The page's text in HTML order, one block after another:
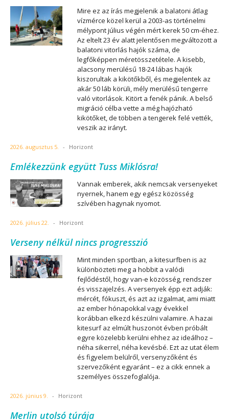
Mire ez az írás megjelenik a balatoni átlag
vízmérce közel kerül a 2003-as történelmi
mélypont július végén mért kerek 50 cm-éhez.
Az eltelt 23 év alatt jelentősen megváltozott a
balatoni vitorlás hajók száma, de
legfőképpen méretösszetétele. A kisebb,
alacsony merülésű 18-24 lábas hajók
kiszorultak a kikötőkből, és megjelentek az
akár 50 láb körüli, mély merülésű tengerre
való vitorlások. Kitört a fenék pánik. A belső
migráció célba vette a még hajózható
kikötőket, de többen a tengerek felé vették,
veszik az irányt.
2026. augusztus 5. - Horizont
Emlékezzünk együtt Tuss Miklósra!
Vannak emberek, akik nemcsak versenyeket
nyernek, hanem egy egész közösség
szívében hagynak nyomot.
2026. július 22. - Horizont
Verseny nélkül nincs progresszió
Mint minden sportban, a kitesurfben is az
különbözteti meg a hobbit a valódi
fejlődéstől, hogy van-e közösség, rendszer
és visszajelzés. A versenyek épp ezt adják:
mércét, fókuszt, és azt az izgalmat, ami miatt
az ember hónapokkal vagy évekkel
korábban elkezd készülni valamire. A hazai
kitesurf az elmúlt huszonöt évben próbált
egyre közelebb kerülni ehhez az ideálhoz –
néha sikerrel, néha kevésbé. Ezt az utat élem
és figyelem belülről, versenyzőként és
szervezőként egyaránt – ez a cikk ennek a
személyes összefoglalója.
2026. június 9. - Horizont
Merlin utolsó túrája